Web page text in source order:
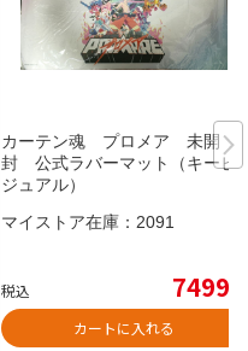
カーテン魂 プロメア 未開
封 公式ラバーマット（キービ
ジュアル）
マイストア在庫： 2091
税込 7499
カートに入れる